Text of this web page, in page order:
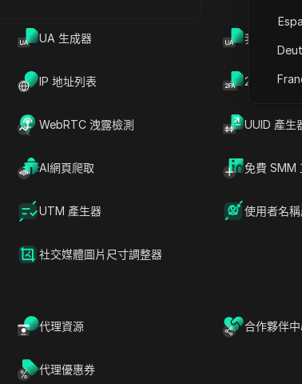
UA 生成器 我的瀏覽
IP 地址列表 2FA验证码
WebRTC 洩露檢測 UUID 產生
AI網頁爬取 免費 SMM
UTM 產生器 使用者名
社交媒體圖片尺寸調整器
代理資源 合作夥伴
代理優惠券
就此頁面提問
文章內容
時間軸分析
相關問題與答案
更多視頻推薦